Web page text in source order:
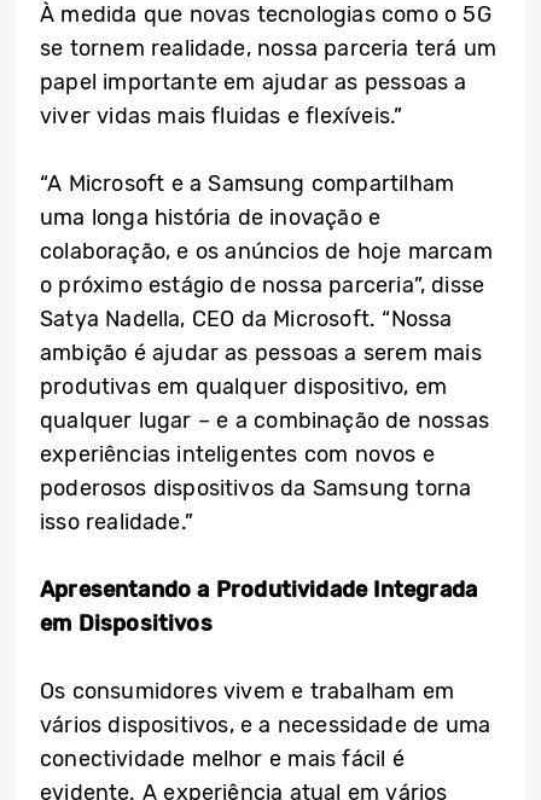
À medida que novas tecnologias como o 5G
se tornem realidade, nossa parceria terá um
papel importante em ajudar as pessoas a
viver vidas mais fluidas e flexíveis.”
“A Microsoft e a Samsung compartilham
uma longa história de inovação e
colaboração, e os anúncios de hoje marcam
o próximo estágio de nossa parceria”, disse
Satya Nadella, CEO da Microsoft. “Nossa
ambição é ajudar as pessoas a serem mais
produtivas em qualquer dispositivo, em
qualquer lugar – e a combinação de nossas
experiências inteligentes com novos e
poderosos dispositivos da Samsung torna
isso realidade.”
Apresentando a Produtividade Integrada
em Dispositivos
Os consumidores vivem e trabalham em
vários dispositivos, e a necessidade de uma
conectividade melhor e mais fácil é
evidente. A experiência atual em vários